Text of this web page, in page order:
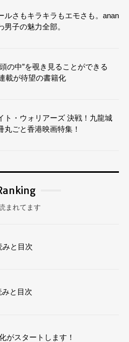
ルさもキラキラもエモさも。anan
男子の魅力全部。
の中”を覗き見ることができる
載が待望の書籍化
ト・ウォリアーズ 決戦！九龍城
丸ごと香港映画特集！
まれてます
みと目次
みと目次
がスタートします！